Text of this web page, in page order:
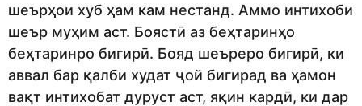
шеърҳои хуб ҳам кам нестанд. Аммо интихоби
шеър муҳим аст. Боястӣ аз беҳтаринҳо
беҳтаринро бигирӣ. Бояд шеъреро бигирӣ, ки
аввал бар қалби худат ҷой бигирад ва ҳамон
вақт интихобат дуруст аст, яқин кардӣ, ки дар